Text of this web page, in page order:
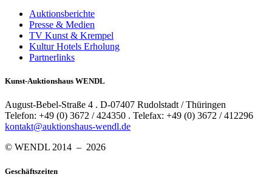
Auktionsberichte
Presse & Medien
TV Kunst & Krempel
Kultur Hotels Erholung
Partnerlinks
Kunst-Auktionshaus WENDL
August-Bebel-Straße 4 . D-07407 Rudolstadt / Thüringen
Telefon: +49 (0) 3672 / 424350 . Telefax: +49 (0) 3672 / 412296
kontakt@auktionshaus-wendl.de
© WENDL 2014 – 2026
Geschäftszeiten